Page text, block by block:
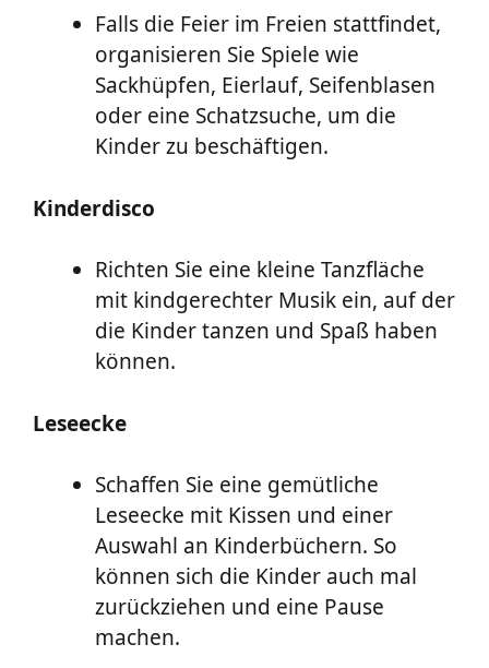
Falls die Feier im Freien stattfindet,
organisieren Sie Spiele wie
Sackhüpfen, Eierlauf, Seifenblasen
oder eine Schatzsuche, um die
Kinder zu beschäftigen.
Kinderdisco
Richten Sie eine kleine Tanzfläche
mit kindgerechter Musik ein, auf der
die Kinder tanzen und Spaß haben
können.
Leseecke
Schaffen Sie eine gemütliche
Leseecke mit Kissen und einer
Auswahl an Kinderbüchern. So
können sich die Kinder auch mal
zurückziehen und eine Pause
machen.